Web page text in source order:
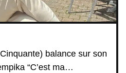
balance sur son
“C’est ma…